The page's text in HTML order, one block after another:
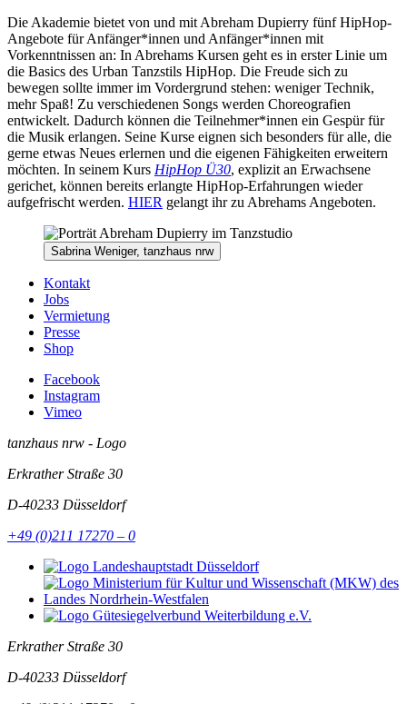
Die Akademie bietet von und mit Abreham Dupierry fünf HipHop-
Angebote für Anfänger*innen und Anfänger*innen mit
Vorkenntnissen an: In Abrehams Kursen geht es in erster Linie um
die Basics des Urban Tanzstils HipHop. Die Freude sich zu
bewegen sollte immer im Vordergrund stehen: weniger Technik,
mehr Spaß! Zu verschiedenen Songs werden Choreografien
entwickelt. Dadurch können die Teilnehmer*innen ein Gespür für
die Musik erlangen. Seine Kurse eignen sich besonders für alle, die
gerne etwas Neues erlernen und die eigenen Fähigkeiten erweitern
möchten. In seinem Kurs HipHop Ü30, explizit an Erwachsene
gerichet, können bereits erlangte HipHop-Erfahrungen wieder
aufgefrischt werden. HIER gelangt ihr zu Abrehams Angeboten.
Sabrina Weniger, tanzhaus nrw
Kontakt
Jobs
Vermietung
Presse
Shop
Facebook
Instagram
Vimeo
tanzhaus nrw - Logo
Erkrather Straße 30
D-40233 Düsseldorf
+49 (0)211 17270 – 0
Erkrather Straße 30
D-40233 Düsseldorf